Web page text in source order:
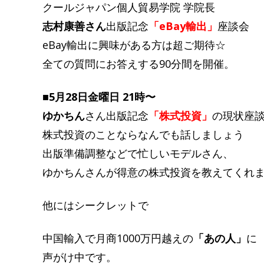
クールジャパン個人貿易学院 学院長
志村康善さん出版記念 「eBay輸出」 座談会
eBay輸出に興味がある方は超ご期待☆
全ての質問にお答えする90分間を開催。
■5月28日金曜日 21時〜
ゆかちんさん出版記念 「株式投資」 の現状座
株式投資のことならなんでも話しましょう
出版準備調整などで忙しいモデルさん、
ゆかちんさんが得意の株式投資を教えてくれま
他にはシークレットで
中国輸入で月商1000万円越えの 「あの人」 に
声がけ中です。